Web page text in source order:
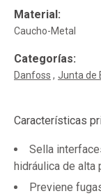
Material:
Caucho-Metal
Categorías:
Danfoss Junta de
Características
Sella
hidráulica de alta
Previene